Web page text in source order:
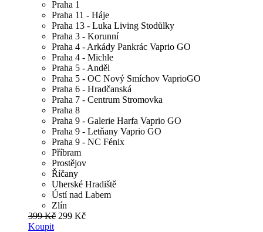
Praha 1
Praha 11 - Háje
Praha 13 - Luka Living Stodůlky
Praha 3 - Korunní
Praha 4 - Arkády Pankrác Vaprio GO
Praha 4 - Michle
Praha 5 - Anděl
Praha 5 - OC Nový Smíchov VaprioGO
Praha 6 - Hradčanská
Praha 7 - Centrum Stromovka
Praha 8
Praha 9 - Galerie Harfa Vaprio GO
Praha 9 - Letňany Vaprio GO
Praha 9 - NC Fénix
Příbram
Prostějov
Říčany
Uherské Hradiště
Ústí nad Labem
Zlín
399 Kč 299 Kč
Koupit